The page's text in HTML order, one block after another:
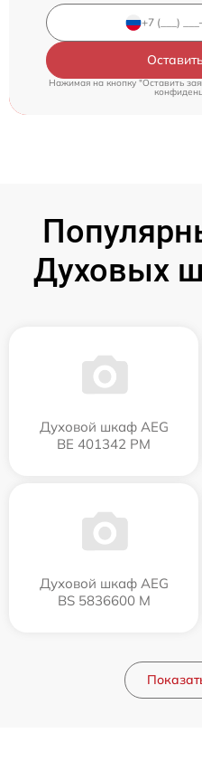
Нажимая на кнопку "Оставить
Духовых
Духовой шкаф AEG
BE 401342 PM
Духовой шкаф AEG
BS 5836600 M